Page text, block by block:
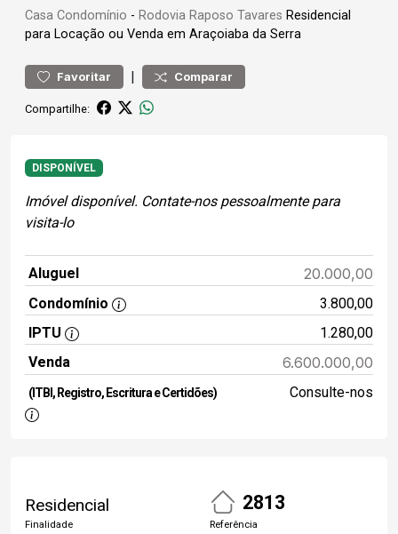
Casa Condomínio - Rodovia Raposo Tavares Residencial
para Locação ou Venda em Araçoiaba da Serra
Favoritar | Comparar
Compartilhe:
DISPONÍVEL
Imóvel disponível. Contate-nos pessoalmente para
visita-lo
Aluguel 20.000,00
Condomínio
3.800,00
IPTU
1.280,00
Venda
6.600.000,00
(ITBI, Registro, Escritura e Certidões) Consulte-nos
Residencial
Finalidade
2813
Referência